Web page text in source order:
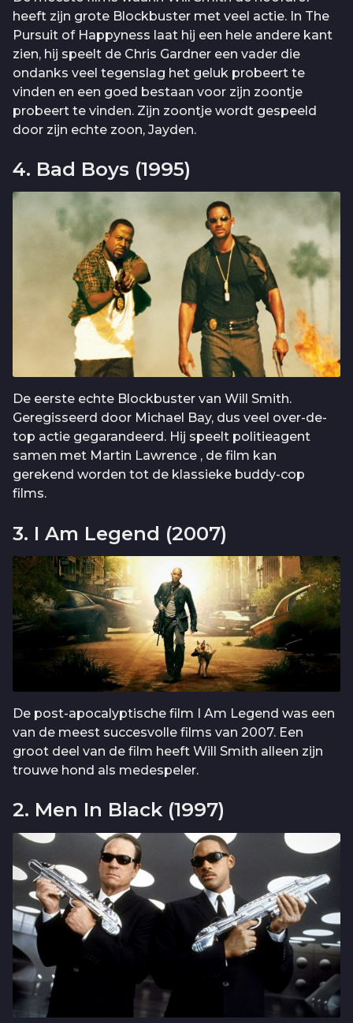
heeft zijn grote Blockbuster met veel actie. In The
Pursuit of Happyness laat hij een hele andere kant
zien, hij speelt de Chris Gardner een vader die
ondanks veel tegenslag het geluk probeert te
vinden en een goed bestaan voor zijn zoontje
probeert te vinden. Zijn zoontje wordt gespeeld
door zijn echte zoon, Jayden.
4. Bad Boys (1995)
De eerste echte Blockbuster van Will Smith.
Geregisseerd door Michael Bay, dus veel over-de-
top actie gegarandeerd. Hij speelt politieagent
samen met Martin Lawrence , de film kan
gerekend worden tot de klassieke buddy-cop
films.
3. I Am Legend (2007)
De post-apocalyptische film I Am Legend was een
van de meest succesvolle films van 2007. Een
groot deel van de film heeft Will Smith alleen zijn
trouwe hond als medespeler.
2. Men In Black (1997)